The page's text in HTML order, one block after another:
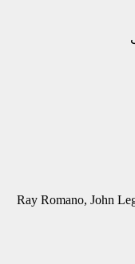
Ray Romano, John